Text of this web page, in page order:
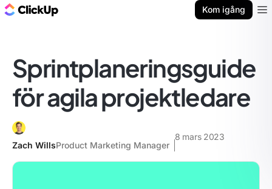
Kom igång
Sprintplaneringsguide
för agila projektledare
Zach WillsProduct Marketing Manager
8 mars 2023